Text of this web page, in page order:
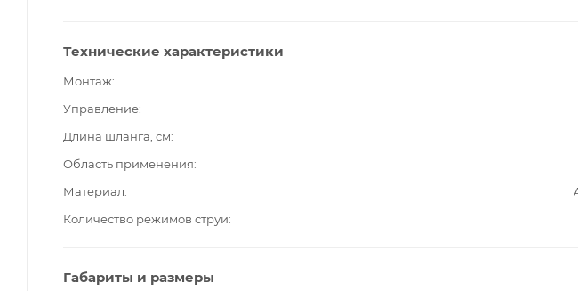
Технические характеристики
Монтаж
Управление
Длина шланга, см
Область применения
Материал
Количество режимов струи
Габариты и размеры